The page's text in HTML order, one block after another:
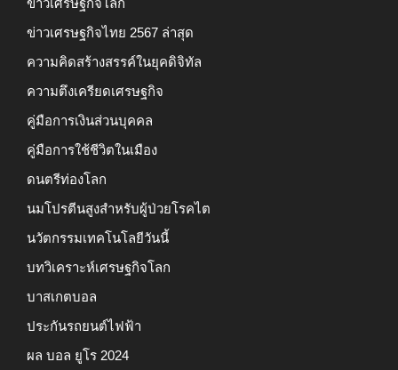
ข่าวเศรษฐกิจโลก
ข่าวเศรษฐกิจไทย 2567 ล่าสุด
ความคิดสร้างสรรค์ในยุคดิจิทัล
ความตึงเครียดเศรษฐกิจ
คู่มือการเงินส่วนบุคคล
คู่มือการใช้ชีวิตในเมือง
ดนตรีท่องโลก
นมโปรตีนสูงสำหรับผู้ป่วยโรคไต
นวัตกรรมเทคโนโลยีวันนี้
บทวิเคราะห์เศรษฐกิจโลก
บาสเกตบอล
ประกันรถยนต์ไฟฟ้า
ผล บอล ยูโร 2024